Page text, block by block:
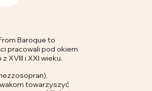
Baroque to
pracowali pod okiem
XVIII i XXI wieku.
towarzyszyć